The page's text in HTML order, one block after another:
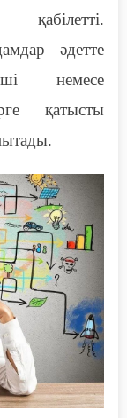
қабілетті.
әдетте
немесе
қатысты